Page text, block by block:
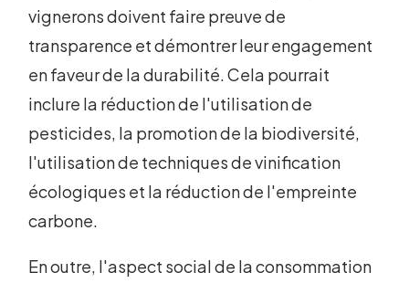
vignerons doivent faire preuve de
transparence et démontrer leur engagement
en faveur de la durabilité. Cela pourrait
inclure la réduction de l'utilisation de
pesticides, la promotion de la biodiversité,
l'utilisation de techniques de vinification
écologiques et la réduction de l'empreinte
carbone.
En outre, l'aspect social de la consommation